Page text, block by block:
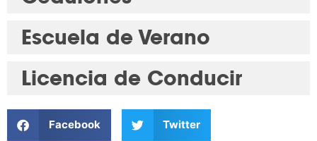
Escuela de Verano
Licencia de Conducir
Facebook Twitter